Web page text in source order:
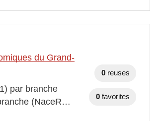
du Grand-
par branche
(NaceR…
0 reuses
0 favorites